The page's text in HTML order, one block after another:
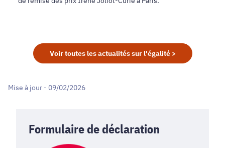
Voir toutes les actualités sur l'égalité >
Mise à jour - 09/02/2026
Formulaire de déclaration